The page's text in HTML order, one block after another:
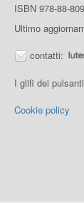
ISBN 978-88-
Ultimo
contatti:
I glifi dei
Cookie policy